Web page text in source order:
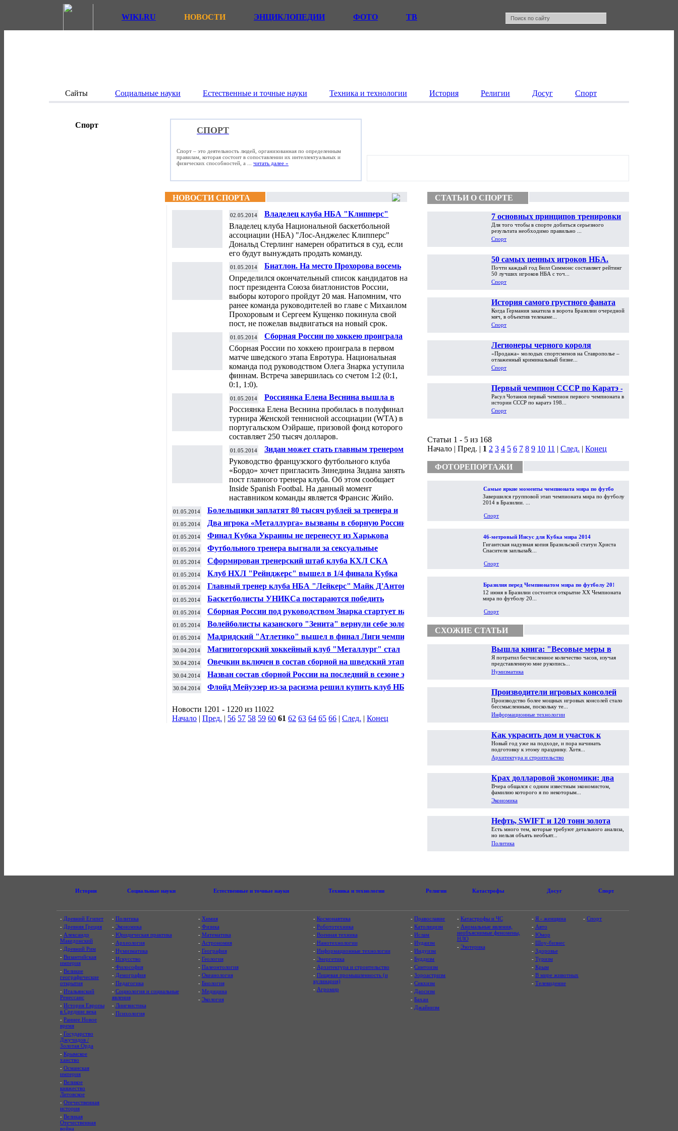
WIKI.RU НОВОСТИ ЭНЦИКЛОПЕДИИ ФОТО ТВ
Сайты Социальные науки Естественные и точные науки Техника и технологии История Религии Досуг Спорт
Спорт
СПОРТ
Спорт – это деятельность людей, организованная по определенным
правилам, которая состоит в сопоставлении их интеллектуальных и
физических способностей, а ... читать далее »
НОВОСТИ СПОРТА
02.05.2014
Владелец клуба НБА "Клипперс"
Стерлинг подаст в суд, если его принудят к
продаже команде
Владелец клуба Национальной баскетбольной
ассоциации (НБА) "Лос-Анджелес Клипперс"
Дональд Стерлинг намерен обратиться в суд, если
его будут вынуждать продать команду.
01.05.2014
Биатлон. На место Прохорова восемь
Определился окончательный список кандидатов на
пост президента Союза биатлонистов России,
выборы которого пройдут 20 мая. Напомним, что
ранее команда руководителей во главе с Михаилом
Прохоровым и Сергеем Кущенко покинула свой
пост, не пожелав выдвигаться на новый срок.
01.05.2014
Сборная России по хоккею проиграла
Сборная России по хоккею проиграла в первом
матче шведского этапа Евротура. Национальная
команда под руководством Олега Знарка уступила
финнам. Встреча завершилась со счетом 1:2 (0:1,
0:1, 1:0).
01.05.2014
Россиянка Елена Веснина вышла в
полуфинал теннисного турнира в
португальском Оэйраше
Россиянка Елена Веснина пробилась в полуфинал
турнира Женской теннисной ассоциации (WTA) в
португальском Оэйраше, призовой фонд которого
составляет 250 тысяч долларов.
01.05.2014
Зидан может стать главным тренером
«Бордо»
Руководство французского футбольного клуба
«Бордо» хочет пригласить Зинедина Зидана занять
пост главного тренера клуба. Об этом сообщает
Inside Spanish Footbal. На данный момент
наставником команды является Франсис Жийо.
01.05.2014
Болельщики заплатят 80 тысяч рублей за тренера и
игрока МХК «Спартак»
01.05.2014 Два игрока «Металлурга» вызваны в сборную России
01.05.2014 Финал Кубка Украины не перенесут из Харькова
01.05.2014
Футбольного тренера выгнали за сексуальные
домогательства
01.05.2014 Сформирован тренерский штаб клуба КХЛ СКА
01.05.2014
Клуб НХЛ "Рейнджерс" вышел в 1/4 финала Кубка
Стэнли
01.05.2014
Главный тренер клуба НБА "Лейкерс" Майк Д'Антони
подал в отставку
01.05.2014
Баскетболисты УНИКСа постараются победить
"Валенсию" и выиграть Кубок Европы
01.05.2014
Сборная России под руководством Знарка стартует на
заключительном этапе Евротура
01.05.2014
Волейболисты казанского "Зенита" вернули себе золотые
медали чемпионата России
01.05.2014
Мадридский "Атлетико" вышел в финал Лиги чемпионов,
обыграв "Челси" в Лондоне
30.04.2014
Магнитогорский хоккейный клуб "Металлург" стал
обладателем Кубка Гагарина
30.04.2014
Овечкин включен в состав сборной на шведский этап
Евротура
30.04.2014
Назван состав сборной России на последний в сезоне этап
Евротура
30.04.2014 Флойд Мейуэзер из-за расизма решил купить клуб НБА
Новости 1201 - 1220 из 11022
Начало | Пред. | 56 57 58 59 60 61 62 63 64 65 66 | След. | Конец
СТАТЬИ О СПОРТЕ
7 основных принципов тренировки
Для того чтобы в спорте добиться серьезного
результата необходимо правильно ...
Спорт
50 самых ценных игроков НБА.
Часть первая
Почти каждый год Билл Симмонс составляет рейтинг
50 лучших игроков НБА с точ...
Спорт
История самого грустного фаната
мира. «На ЧМ-2002 я обменял
машину на PlayStation»
Когда Германия закатила в ворота Бразилии очередной
мяч, в объектив телекаме...
Спорт
Легионеры черного короля
«Продажа» молодых спортсменов на Ставрополье –
отлаженный криминальный бизне...
Спорт
Первый чемпион СССР по Каратэ -
Расул Чотанов
Расул Чотанов первый чемпион первого чемпионата в
истории СССР по каратэ 198...
Спорт
Статьи 1 - 5 из 168
Начало | Пред. | 1 2 3 4 5 6 7 8 9 10 11 | След. | Конец
ФОТОРЕПОРТАЖИ
Самые яркие моменты чемпионата мира по футболу
2014
Завершился групповой этап чемпионата мира по футболу
2014 в Бразилии. ...
Спорт
46-метровый Иисус для Кубка мира 2014
Гигантская надувная копия Бразильской статуи Христа
Спасителя заплыла&...
Спорт
Бразилия перед Чемпионатом мира по футболу 2014
12 июня в Бразилии состоится открытие XX Чемпионата
мира по футболу 20...
Спорт
СХОЖИЕ СТАТЬИ
Вышла книга: "Весовые меры в
торговой практике Античности и
Средневековья"
Я потратил бесчисленное количество часов, изучая
представленную мне рукопись...
Нумизматика
Производители игровых консолей
достигли предела возможностей
Производство более мощных игровых консолей стало
бессмысленным, поскольку те...
Информационные технологии
Как украсить дом и участок к
Новому году
Новый год уже на подходе, и пора начинать
подготовку к этому празднику. Хотя...
Архитектура и строительство
Крах долларовой экономики: два
пути обрушения
Вчера общался с одним известным экономистом,
фамилию которого я по некоторым...
Экономика
Нефть, SWIFT и 120 тонн золота
Есть много тем, которые требуют детального анализа,
но нельзя объять необъят...
Политика
История Социальные науки Естественные и точные науки Техника и технологии Религии Катастрофы Досуг Спорт
- Древний Египет
- Древняя Греция
- Александр
Македонский
- Древний Рим
- Византийская
империя
- Великие
географические
открытия
- Итальянский
Ренессанс
- История Европы
в Средние века
- Раннее Новое
время
- Государство
Джучидов /
Золотая Орда
- Крымское
ханство
- Османская
империя
- Великое
княжество
Литовское
- Отечественная
история
- Великая
Отечественная
война
- Политика
- Экономика
- Юридическая практика
- Археология
- Нумизматика
- Искусство
- Философия
- Демография
- Педагогика
- Социология и социальные
явления
- Лингвистика
- Психология
- Химия
- Физика
- Математика
- Астрономия
- География
- Геология
- Палеонтология
- Океанология
- Биология
- Медицина
- Экология
- Космонавтика
- Робототехника
- Военная техника
- Нанотехнологии
- Информационные технологии
- Энергетика
- Архитектура и строительство
- Пищевая промышленность (и
кулинария)
- Агромир
-Православие
-Католицизм
-Ислам
-Иудаизм
-Индуизм
-Буддизм
-Синтоизм
-Зороастризм
-Сикхизм
- Даосизм
-Бахаи
- Джайнизм
- Катастрофы и ЧС
- Аномальные явления,
необъяснимые феномены,
НЛО
- Эзотерика
- Я - женщина
- Авто
- Юмор
- Шоу-бизнес
- Здоровье
- Туризм
- Крым
- В мире животных
- Телевидение
-Спорт